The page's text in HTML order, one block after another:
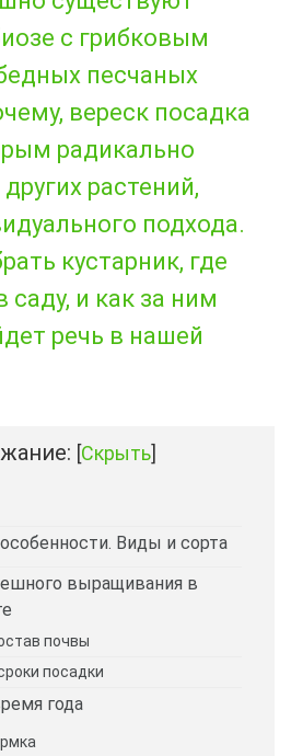
с грибковым
песчаных
вереск посадка
радикально
растений,
подхода.
кустарник, где
саду, и как за ним
речь в нашей
[Скрыть]
Виды и сорта
выращивания в
почвы
посадки
года